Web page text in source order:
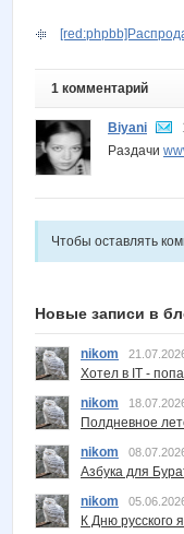
1 комментарий
Biyani
Раздачи
Чтобы оставлять
Новые записи в
nikom
Хотел в IT -
nikom
Полдневное
nikom
Азбука для
nikom
К Дню русского